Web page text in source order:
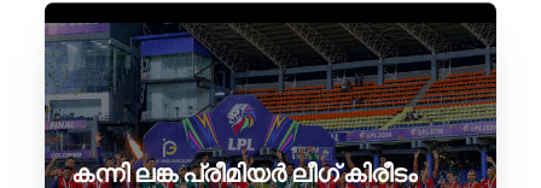
കന്നി ലങ്ക പ്രീമിയർ ലീഗ് കിരീടം